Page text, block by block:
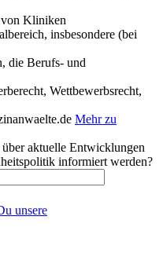
von Kliniken
insbesondere (bei
die Berufs- und
Wettbewerbsrecht,
Mehr zu
aktuelle Entwicklungen
informiert werden?
unsere